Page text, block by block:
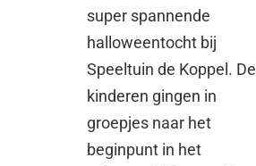
super spannende
halloweentocht bij
Speeltuin de Koppel. De
kinderen gingen in
groepjes naar het
beginpunt in het